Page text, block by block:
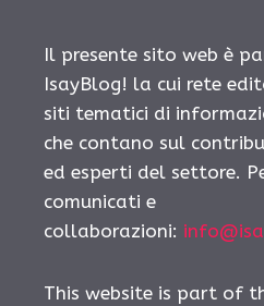
Il presente sito web è
IsayBlog! la cui rete
siti tematici di
che contano sul
ed esperti del settore.
comunicati e
collaborazioni:
This website is part of